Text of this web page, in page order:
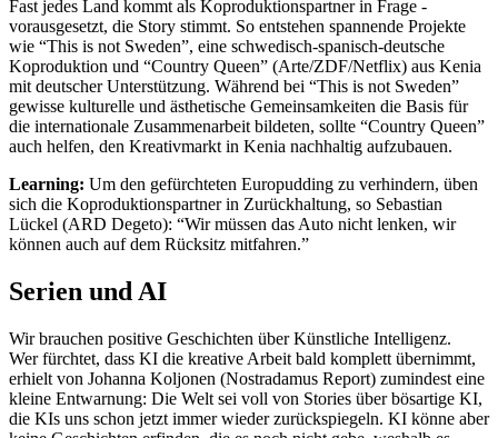
Fast jedes Land kommt als Koproduktionspartner in Frage -
vorausgesetzt, die Story stimmt. So entstehen spannende Projekte
wie “This is not Sweden”, eine schwedisch-spanisch-deutsche
Koproduktion und “Country Queen” (Arte/ZDF/Netflix) aus Kenia
mit deutscher Unterstützung. Während bei “This is not Sweden”
gewisse kulturelle und ästhetische Gemeinsamkeiten die Basis für
die internationale Zusammenarbeit bildeten, sollte “Country Queen”
auch helfen, den Kreativmarkt in Kenia nachhaltig aufzubauen.
Learning: Um den gefürchteten Europudding zu verhindern, üben
sich die Koproduktionspartner in Zurückhaltung, so Sebastian
Lückel (ARD Degeto): “Wir müssen das Auto nicht lenken, wir
können auch auf dem Rücksitz mitfahren.”
Serien und AI
Wir brauchen positive Geschichten über Künstliche Intelligenz.
Wer fürchtet, dass KI die kreative Arbeit bald komplett übernimmt,
erhielt von Johanna Koljonen (Nostradamus Report) zumindest eine
kleine Entwarnung: Die Welt sei voll von Stories über bösartige KI,
die KIs uns schon jetzt immer wieder zurückspiegeln. KI könne aber